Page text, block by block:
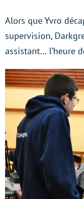
Alors que Yvro
supervision,
assistant… l’heure